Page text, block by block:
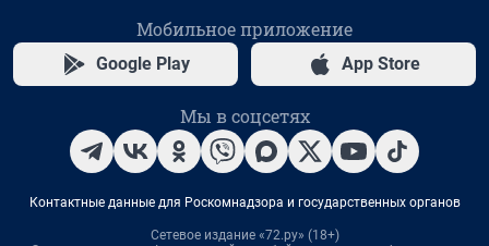
Мобильное приложение
Google Play App Store
Мы в соцсетях
Контактные данные для Роскомнадзора и государственных органов
Сетевое издание «72.ру» (18+)